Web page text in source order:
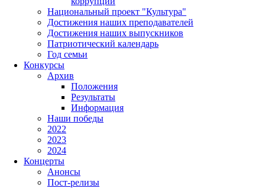
Национальный проект "Культура"
Достижения наших преподавателей
Достижения наших выпускников
Патриотический календарь
Год семьи
Конкурсы
Архив
Положения
Результаты
Информация
Наши победы
2022
2023
2024
Концерты
Анонсы
Пост-релизы